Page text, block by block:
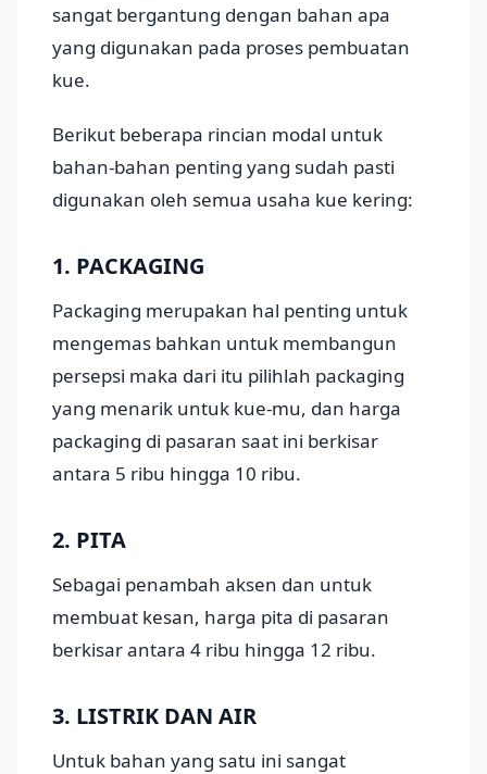
sangat bergantung dengan bahan apa
yang digunakan pada proses pembuatan
kue.
Berikut beberapa rincian modal untuk
bahan-bahan penting yang sudah pasti
digunakan oleh semua usaha kue kering:
1. PACKAGING
Packaging merupakan hal penting untuk
mengemas bahkan untuk membangun
persepsi maka dari itu pilihlah packaging
yang menarik untuk kue-mu, dan harga
packaging di pasaran saat ini berkisar
antara 5 ribu hingga 10 ribu.
2. PITA
Sebagai penambah aksen dan untuk
membuat kesan, harga pita di pasaran
berkisar antara 4 ribu hingga 12 ribu.
3. LISTRIK DAN AIR
Untuk bahan yang satu ini sangat